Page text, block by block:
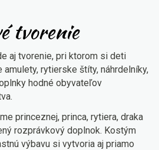
tvorenie
aj tvorenie, pri ktorom si deti
amulety, rytierske štíty, náhrdelníky,
hodné obyvateľov
princeznej, princa, rytiera, draka
rozprávkový doplnok. Kostým
výbavu si vytvoria aj priamo